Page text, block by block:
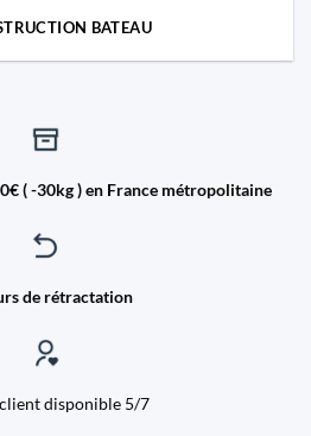
BATEAU
( -30kg ) en France métropolitaine
de rétractation
disponible 5/7